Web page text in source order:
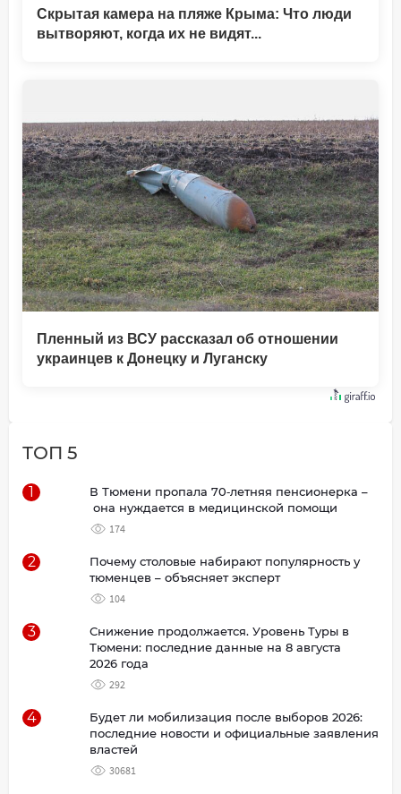
Скрытая камера на пляже Крыма: Что люди
вытворяют, когда их не видят...
Пленный из ВСУ рассказал об отношении
украинцев к Донецку и Луганску
ТОП 5
1
В Тюмени пропала 70‑летняя пенсионерка –
она нуждается в медицинской помощи
174
2
Почему столовые набирают популярность у
тюменцев – объясняет эксперт
104
3
Снижение продолжается. Уровень Туры в
Тюмени: последние данные на 8 августа
2026 года
292
4
Будет ли мобилизация после выборов 2026:
последние новости и официальные заявления
властей
30681